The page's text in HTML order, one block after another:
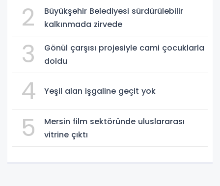
2
Büyükşehir Belediyesi sürdürülebilir
kalkınmada zirvede
3
Gönül çarşısı projesiyle cami çocuklarla
doldu
4 Yeşil alan işgaline geçit yok
5
Mersin film sektöründe uluslararası
vitrine çıktı